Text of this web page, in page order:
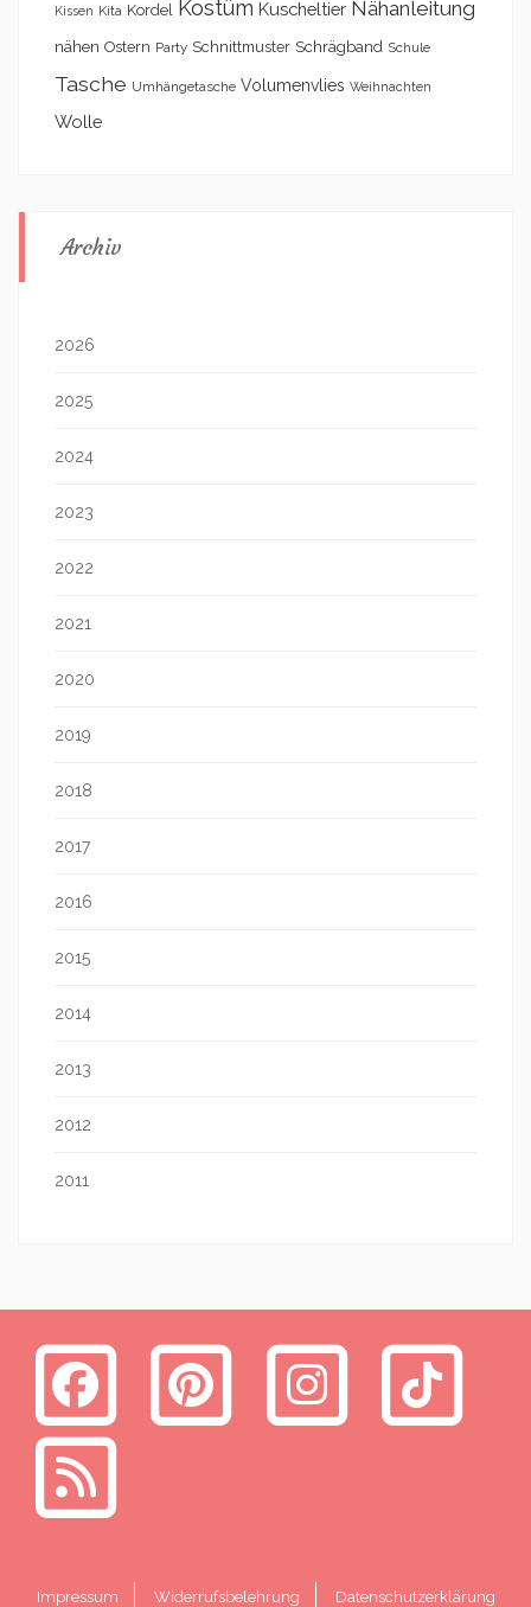
Kissen Kita Kordel Kostüm Kuscheltier Nähanleitung
nähen Ostern Party Schnittmuster Schrägband Schule
Tasche Umhängetasche Volumenvlies Weihnachten
Wolle
Archiv
2026
2025
2024
2023
2022
2021
2020
2019
2018
2017
2016
2015
2014
2013
2012
2011
Impressum Widerrufsbelehrung Datenschutzerklärung